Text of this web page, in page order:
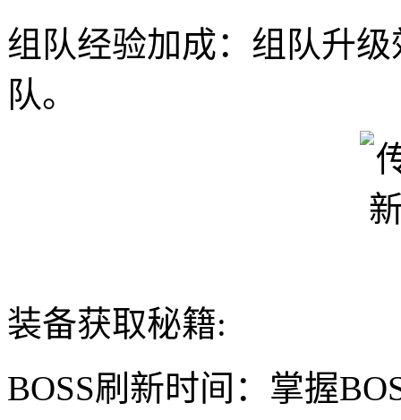
组队经验加成：组队升
队。
装备获取秘籍:
BOSS刷新时间：掌握